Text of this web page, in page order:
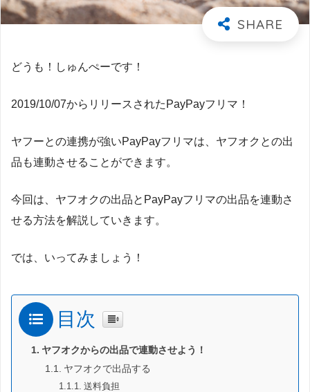
どうも！しゅんぺーです！
2019/10/07からリリースされたPayPayフリマ！
ヤフーとの連携が強いPayPayフリマは、ヤフオクとの出
品も連動させることができます。
今回は、ヤフオクの出品とPayPayフリマの出品を連動さ
せる方法を解説していきます。
では、いってみましょう！
目次
ヤフオクからの出品で連動させよう！
ヤフオクで出品する
送料負担